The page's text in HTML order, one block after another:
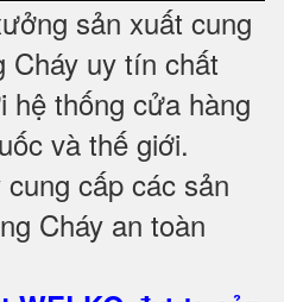
sản xuất cung
Cháy uy tín chất
hệ thống cửa hàng
và thế giới.
cấp các sản
Cháy an toàn